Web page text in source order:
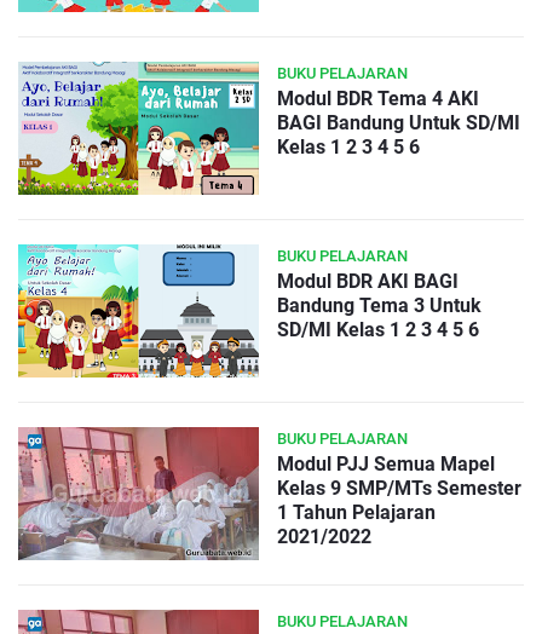
BUKU PELAJARAN
Modul BDR Tema 4 AKI
BAGI Bandung Untuk SD/MI
Kelas 1 2 3 4 5 6
BUKU PELAJARAN
Modul BDR AKI BAGI
Bandung Tema 3 Untuk
SD/MI Kelas 1 2 3 4 5 6
BUKU PELAJARAN
Modul PJJ Semua Mapel
Kelas 9 SMP/MTs Semester
1 Tahun Pelajaran
2021/2022
BUKU PELAJARAN